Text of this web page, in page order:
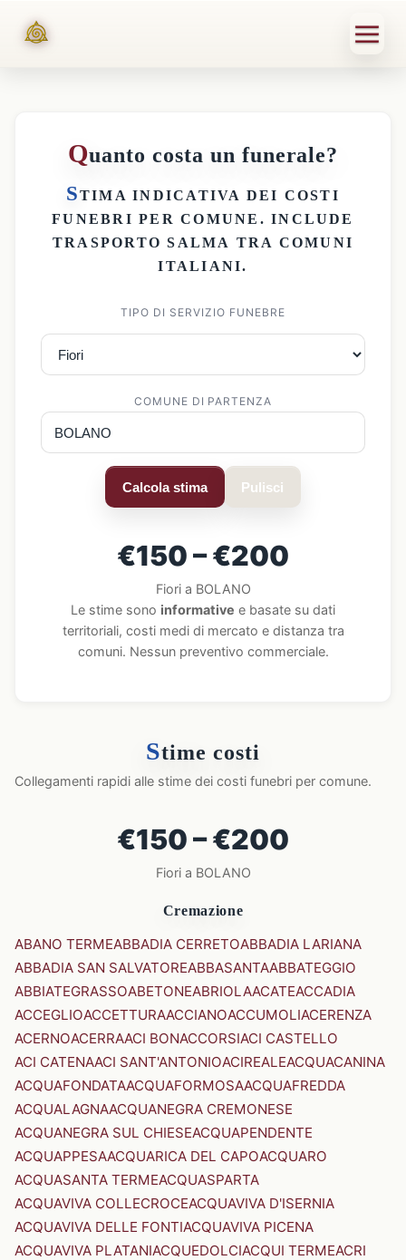
Quanto costa un funerale?
STIMA INDICATIVA DEI COSTI
FUNEBRI PER COMUNE . INCLUDE
TRASPORTO SALMA TRA COMUNI
ITALIANI.
TIPO DI SERVIZIO FUNEBRE
COMUNE DI PARTENZA
Calcola stima Pulisci
€150 – €200
Fiori a BOLANO
Le stime sono informative e basate su dati
territoriali, costi medi di mercato e distanza tra
comuni. Nessun preventivo commerciale.
Stime costi
Collegamenti rapidi alle stime dei costi funebri per comune.
€150 – €200
Fiori a BOLANO
Cremazione
ABANO TERMEABBADIA CERRETOABBADIA LARIANA
ABBADIA SAN SALVATOREABBASANTAABBATEGGIO
ABBIATEGRASSOABETONEABRIOLAACATEACCADIA
ACCEGLIOACCETTURAACCIANOACCUMOLIACERENZA
ACERNOACERRAACI BONACCORSIACI CASTELLO
ACI CATENAACI SANT'ANTONIOACIREALEACQUACANINA
ACQUAFONDATAACQUAFORMOSAACQUAFREDDA
ACQUALAGNAACQUANEGRA CREMONESE
ACQUANEGRA SUL CHIESEACQUAPENDENTE
ACQUAPPESAACQUARICA DEL CAPOACQUARO
ACQUASANTA TERMEACQUASPARTA
ACQUAVIVA COLLECROCEACQUAVIVA D'ISERNIA
ACQUAVIVA DELLE FONTIACQUAVIVA PICENA
ACQUAVIVA PLATANIACQUEDOLCIACQUI TERMEACRI